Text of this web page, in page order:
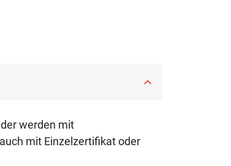
werden mit
mit Einzelzertifikat oder